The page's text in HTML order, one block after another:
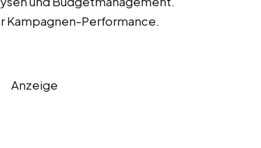
Kampagnen-Performance.
Anzeige